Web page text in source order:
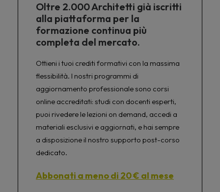
Oltre 2.000 Architetti già iscritti
alla piattaforma per la
formazione continua più
completa del mercato.
Ottieni i tuoi crediti formativi con la massima
flessibilità. I nostri programmi di
aggiornamento professionale sono corsi
online accreditati: studi con docenti esperti,
puoi rivedere le lezioni on demand, accedi a
materiali esclusivi e aggiornati, e hai sempre
a disposizione il nostro supporto post-corso
dedicato.
Abbonati a meno di 20 € al mese